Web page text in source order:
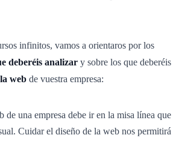
infinitos, vamos a orientaros por los
deberéis analizar y sobre los que deberéis
web de vuestra empresa:
de una empresa debe ir en la misa línea que
Cuidar el diseño de la web nos permitirá